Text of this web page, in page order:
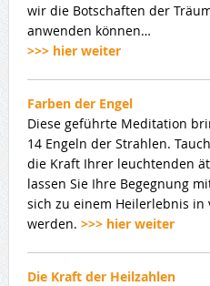
wir die Botschaften der
anwenden können…
>>> hier weiter
Farben der Engel
Diese geführte Meditation
14 Engeln der Strahlen.
die Kraft Ihrer leuchtenden
lassen Sie Ihre Begegnung
sich zu einem Heilerlebnis in
werden. >>> hier weiter
Die Kraft der Heilzahlen